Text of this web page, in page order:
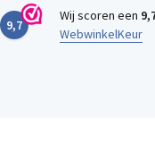
9,7
Wij scoren een
WebwinkelKeur